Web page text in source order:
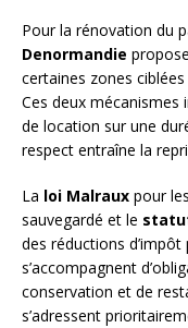
Pour la rénovation du
Denormandie
certaines zones
Ces deux
de location sur une
respect entraîne la
La loi Malraux pour
sauvegardé et le
des réductions
s’accompagnent
conservation et de
s’adressent